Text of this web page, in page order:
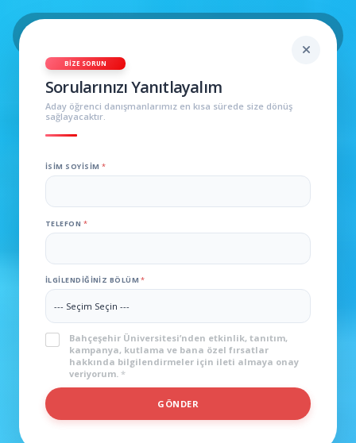
BIZE SORUN
Sorularınızı Yanıtlayalım
Aday öğrenci danışmanlarımız en kısa sürede size dönüş
sağlayacaktır.
İSIM SOYISIM *
TELEFON *
İLGILENDIĞINIZ BÖLÜM*
KVKK*
Bahçeşehir Üniversitesi’nden etkinlik, tanıtım,
kampanya, kutlama ve bana özel fırsatlar
hakkında bilgilendirmeler için ileti almaya onay
veriyorum. *
GÖNDER